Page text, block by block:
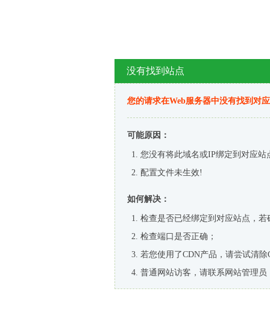
没有找到站点
您的请求在Web服务器中没有找到对
可能原因：
您没有将此域名或IP绑定到对应站
配置文件未生效!
如何解决：
检查是否已经绑定到对应站点，
检查端口是否正确；
若您使用了CDN产品，请尝试清除
普通网站访客，请联系网站管理员